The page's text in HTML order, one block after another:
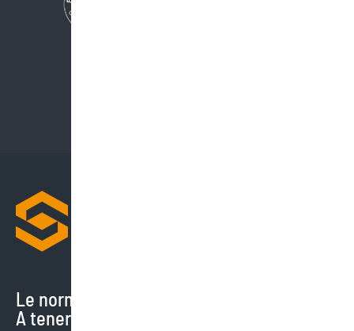
Le normative cambiano di continuo.
A tenerti aggiornato ci pensiamo noi.